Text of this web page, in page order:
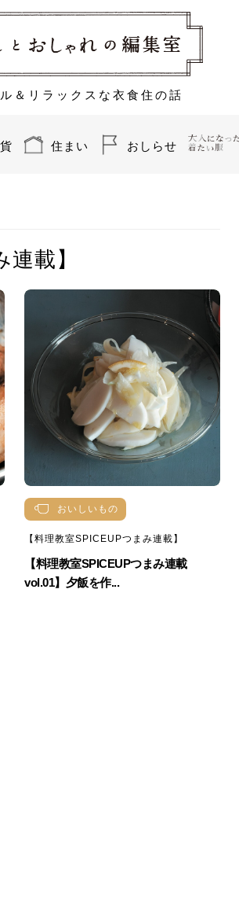
＆リラックスな衣食住の話
住まい おしらせ
載】
おいしいもの
【料理教室SPICEUPつまみ連載】
【料理教室SPICEUPつまみ連載
vol.01】夕飯を作...